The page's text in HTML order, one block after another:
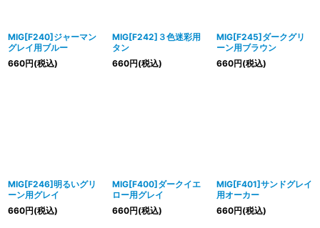
MIG[F240]ジャーマン
グレイ用ブルー
660円(税込)
MIG[F242]３色迷彩用
タン
660円(税込)
MIG[F245]ダークグリ
ーン用ブラウン
660円(税込)
MIG[F246]明るいグリ
ーン用グレイ
660円(税込)
MIG[F400]ダークイエ
ロー用グレイ
660円(税込)
MIG[F401]サンドグレイ
用オーカー
660円(税込)